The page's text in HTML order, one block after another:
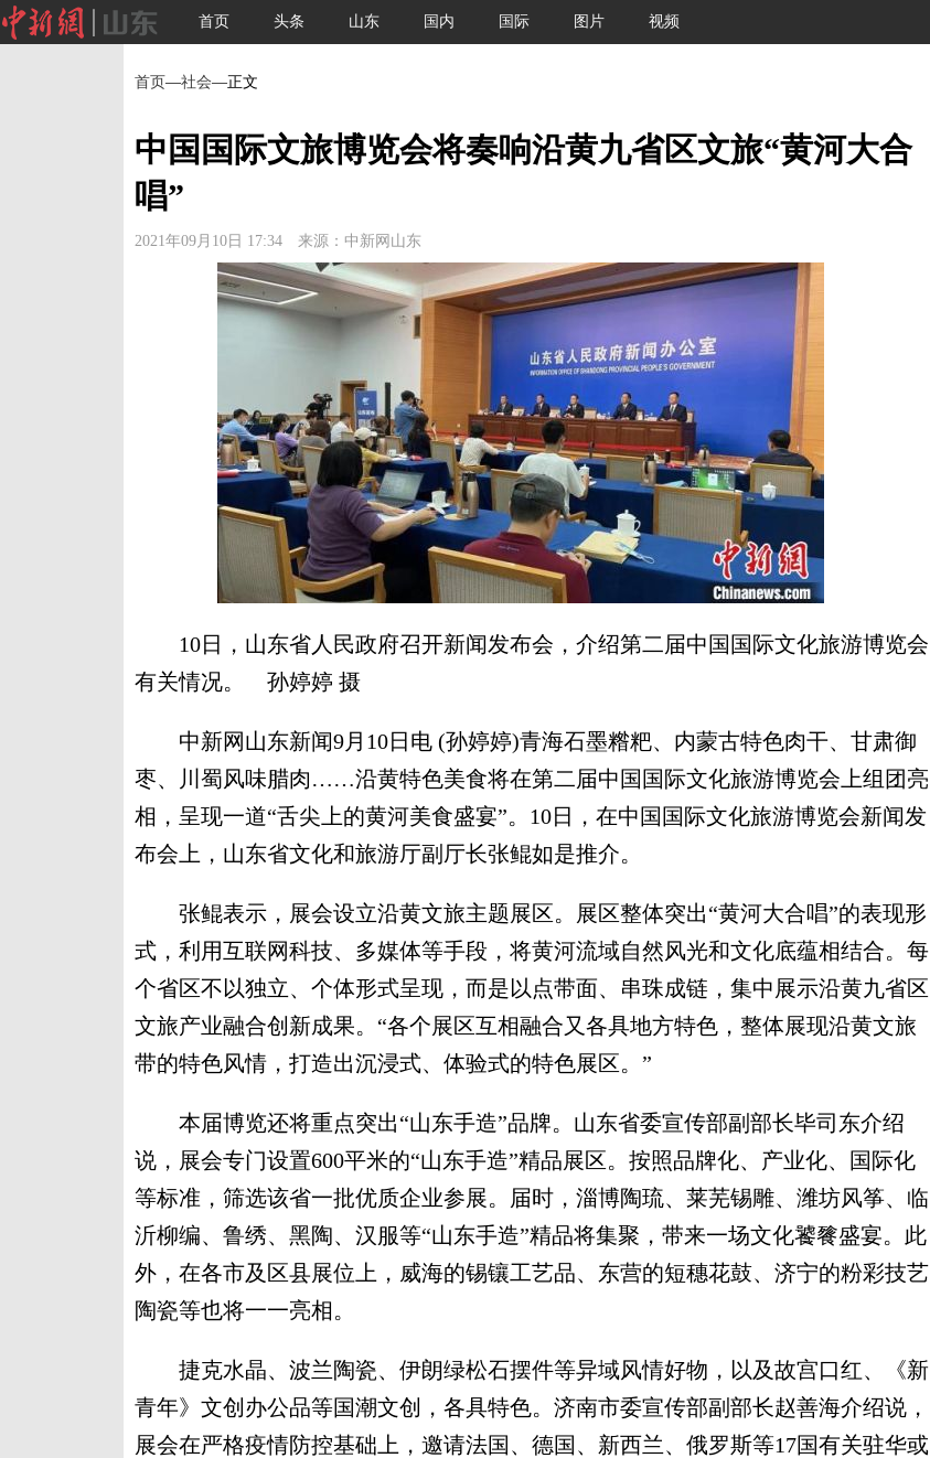
首页 头条 山东 国内 国际 图片 视频
首页—社会—正文
中国国际文旅博览会将奏响沿黄九省区文旅“黄河大合
唱”
2021年09月10日 17:34 来源：中新网山东
10日，山东省人民政府召开新闻发布会，介绍第二届中国国际文化旅游博览会
有关情况。 孙婷婷 摄
中新网山东新闻9月10日电 (孙婷婷)青海石墨糌粑、内蒙古特色肉干、甘肃御
枣、川蜀风味腊肉……沿黄特色美食将在第二届中国国际文化旅游博览会上组团亮
相，呈现一道“舌尖上的黄河美食盛宴”。10日，在中国国际文化旅游博览会新闻发
布会上，山东省文化和旅游厅副厅长张鲲如是推介。
张鲲表示，展会设立沿黄文旅主题展区。展区整体突出“黄河大合唱”的表现形
式，利用互联网科技、多媒体等手段，将黄河流域自然风光和文化底蕴相结合。每
个省区不以独立、个体形式呈现，而是以点带面、串珠成链，集中展示沿黄九省区
文旅产业融合创新成果。“各个展区互相融合又各具地方特色，整体展现沿黄文旅
带的特色风情，打造出沉浸式、体验式的特色展区。”
本届博览还将重点突出“山东手造”品牌。山东省委宣传部副部长毕司东介绍
说，展会专门设置600平米的“山东手造”精品展区。按照品牌化、产业化、国际化
等标准，筛选该省一批优质企业参展。届时，淄博陶琉、莱芜锡雕、潍坊风筝、临
沂柳编、鲁绣、黑陶、汉服等“山东手造”精品将集聚，带来一场文化饕餮盛宴。此
外，在各市及区县展位上，威海的锡镶工艺品、东营的短穗花鼓、济宁的粉彩技艺
陶瓷等也将一一亮相。
捷克水晶、波兰陶瓷、伊朗绿松石摆件等异域风情好物，以及故宫口红、《新
青年》文创办公品等国潮文创，各具特色。济南市委宣传部副部长赵善海介绍说，
展会在严格疫情防控基础上，邀请法国、德国、新西兰、俄罗斯等17国有关驻华或